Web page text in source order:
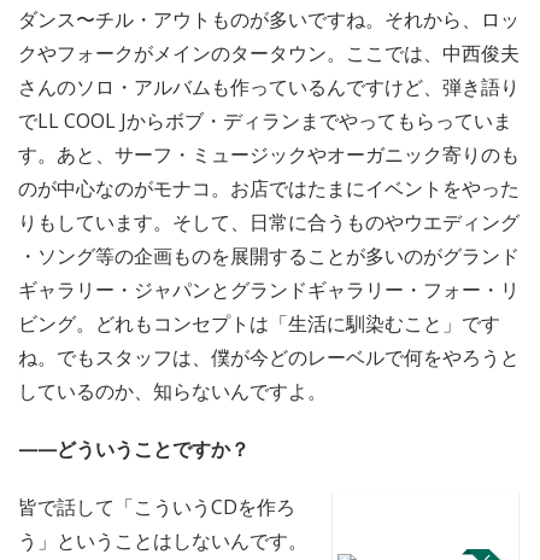
ダンス〜チル・アウトものが多いですね。それから、ロッ
クやフォークがメインのタータウン。ここでは、中西俊夫
さんのソロ・アルバムも作っているんですけど、弾き語り
でLL COOL Jからボブ・ディランまでやってもらっていま
す。あと、サーフ・ミュージックやオーガニック寄りのも
のが中心なのがモナコ。お店ではたまにイベントをやった
りもしています。そして、日常に合うものやウエディング
・ソング等の企画ものを展開することが多いのがグランド
ギャラリー・ジャパンとグランドギャラリー・フォー・リ
ビング。どれもコンセプトは「生活に馴染むこと」です
ね。でもスタッフは、僕が今どのレーベルで何をやろうと
しているのか、知らないんですよ。
——どういうことですか？
皆で話して「こういうCDを作ろ
う」ということはしないんです。